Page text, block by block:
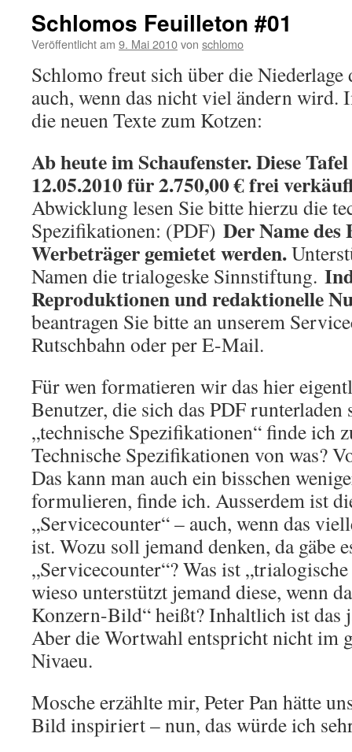
Schlomos Feuilleton #01
Veröffentlicht am 9. Mai 2010von schlomo
Schlomo freut sich über die
auch, wenn das nicht viel ändern wird.
die neuen Texte zum Kotzen:
Ab heute im Schaufenster. Diese
12.05.2010 für 2.750,00 € frei
Abwicklung lesen Sie bitte hierzu die
Spezifikationen: (PDF) Der Name des
Werbeträger gemietet werden.
Namen die trialogeske Sinnstiftung.
Reproduktionen und redaktionelle
beantragen Sie bitte an unserem
Rutschbahn oder per E-Mail.
Für wen formatieren wir das hier
Benutzer, die sich das PDF
„technische Spezifikationen“ finde ich
Technische Spezifikationen von was?
Das kann man auch ein bisschen
formulieren, finde ich. Ausserdem ist
„Servicecounter“ – auch, wenn das
ist. Wozu soll jemand denken, da gäbe
„Servicecounter“? Was ist
wieso unterstützt jemand diese, wenn
Konzern-Bild“ heißt? Inhaltlich ist das
Aber die Wortwahl entspricht nicht im
Nivaeu.
Mosche erzählte mir, Peter Pan hätte
Bild inspiriert – nun, das würde ich